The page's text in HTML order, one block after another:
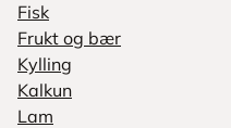
Fisk
Frukt og bær
Kylling
Kalkun
Lam